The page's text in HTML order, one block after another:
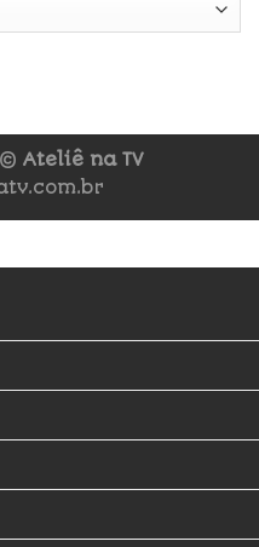
Ateliê na TV